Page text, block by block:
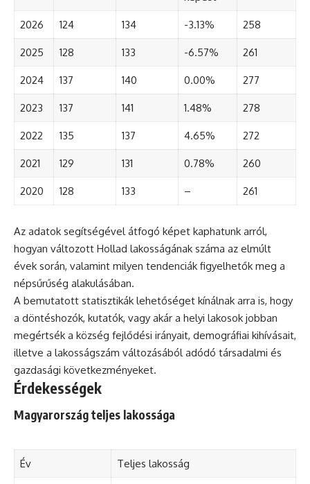
2026 124 134 -3.13% 258
2025 128 133 -6.57% 261
2024 137 140 0.00% 277
2023 137 141 1.48% 278
2022 135 137 4.65% 272
2021 129 131 0.78% 260
2020 128 133 – 261
Az adatok segítségével átfogó képet kaphatunk arról,
hogyan változott Hollad lakosságának száma az elmúlt
évek során, valamint milyen tendenciák figyelhetők meg a
népsűrűség alakulásában.
A bemutatott statisztikák lehetőséget kínálnak arra is, hogy
a döntéshozók, kutatók, vagy akár a helyi lakosok jobban
megértsék a község fejlődési irányait, demográfiai kihívásait,
illetve a lakosságszám változásából adódó társadalmi és
gazdasági következményeket.
Érdekességek
Magyarország teljes lakossága
Év Teljes lakosság